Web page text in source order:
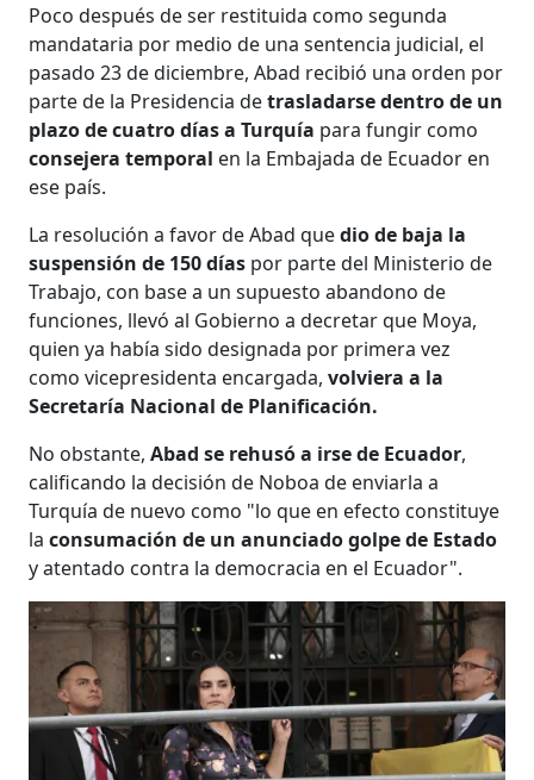
Poco después de ser restituida como segunda
mandataria por medio de una sentencia judicial, el
pasado 23 de diciembre, Abad recibió una orden por
parte de la Presidencia detrasladarse dentro de un
plazo de cuatro días a Turquía para fungir como
consejera temporal en la Embajada de Ecuador en
ese país.
La resolución a favor de Abad quedio de baja la
suspensión de 150 días por parte del Ministerio de
Trabajo, con base a un supuesto abandono de
funciones, llevó al Gobierno a decretar que Moya,
quien ya había sido designada por primera vez
como vicepresidenta encargada,volviera a la
Secretaría Nacional de Planificación.
No obstante,Abad se rehusó a irse de Ecuador,
calificando la decisión de Noboa de enviarla a
Turquía de nuevo como "lo que en efecto constituye
la consumación de un anunciado golpe de Estado
y atentado contra la democracia en el Ecuador".